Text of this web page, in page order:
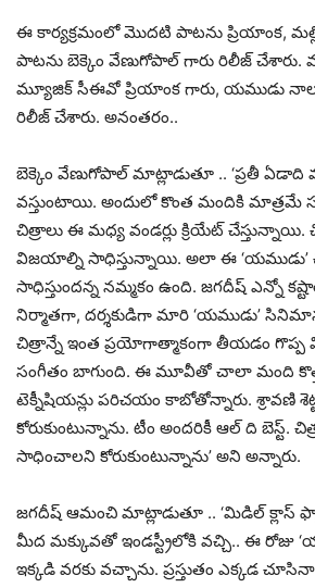
ఈ కార్యక్రమంలో మొదటి పాటను ప్రియాంక,
పాటను బెక్కెం వేణుగోపాల్ గారు రిలీజ్
మ్యూజిక్ సీఈవో ప్రియాంక గారు, యముడు
రిలీజ్ చేశారు. అనంతరం..
బెక్కెం వేణుగోపాల్ మాట్లాడుతూ .. ‘ప్రతీ ఏడాది
వస్తుంటాయి. అందులో కొంత మందికి మాత్రమే
చిత్రాలు ఈ మధ్య వండర్లు క్రియేట్ చేస్తున్నాయి.
విజయాల్ని సాధిస్తున్నాయి. అలా ఈ ‘యముడు’
సాధిస్తుందన్న నమ్మకం ఉంది. జగదీష్ ఎన్నో
నిర్మాతగా, దర్శకుడిగా మారి ‘యముడు’
చిత్రాన్నే ఇంత ప్రయోగాత్మాకంగా తీయడం
సంగీతం బాగుంది. ఈ మూవీతో చాలా మంది కొత్త
టెక్నీషియన్లు పరిచయం కాబోతోన్నారు. శ్రావణి
కోరుకుంటున్నాను. టీం అందరికీ ఆల్ ది బెస్ట్.
సాధించాలని కోరుకుంటున్నాను’ అని అన్నారు.
జగదీష్ ఆమంచి మాట్లాడుతూ .. ‘మిడిల్ క్లాస్
మీద మక్కువతో ఇండస్ట్రీలోకి వచ్చి.. ఈ రోజు
ఇక్కడి వరకు వచ్చాను. ప్రస్తుతం ఎక్కడ చూసినా